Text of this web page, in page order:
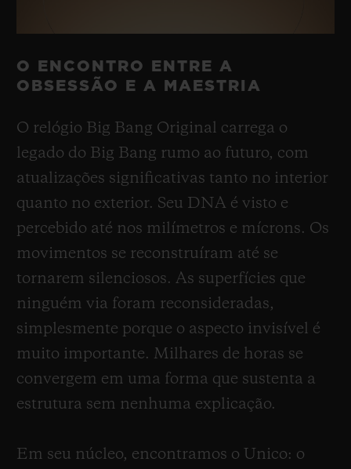
O ENCONTRO ENTRE A
OBSESSÃO E A MAESTRIA
O relógio Big Bang Original carrega o
legado do Big Bang rumo ao futuro, com
atualizações significativas tanto no interior
quanto no exterior. Seu DNA é visto e
percebido até nos milímetros e mícrons. Os
movimentos se reconstruíram até se
tornarem silenciosos. As superfícies que
ninguém via foram reconsideradas,
simplesmente porque o aspecto invisível é
muito importante. Milhares de horas se
convergem em uma forma que sustenta a
estrutura sem nenhuma explicação.
Em seu núcleo, encontramos o Unico: o